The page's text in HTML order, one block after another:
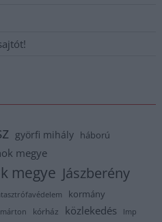
györfi mihály háború
megye
megye Jászberény
kormány
kórház közlekedés lmp